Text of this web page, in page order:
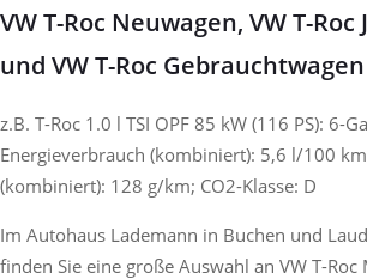
VW T-Roc Neuwagen, VW T-
und VW T-Roc Gebrauchtwagen
z.B. T-Roc 1.0 l TSI OPF 85 kW (116 PS): 6-
Energieverbrauch (kombiniert): 5,6 l/100
(kombiniert): 128 g/km; CO2-Klasse: D
Im Autohaus Lademann in Buchen und
finden Sie eine große Auswahl an VW T-